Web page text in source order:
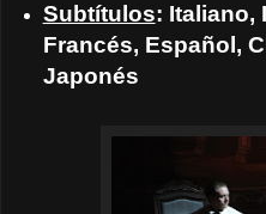
Subtítulos: Italiano,
Francés, Español,
Japonés